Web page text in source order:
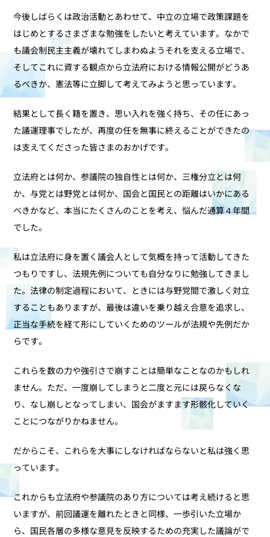
今後しばらくは政治活動とあわせて、中立の立場で政策課題を
はじめとするさまざまな勉強をしたいと考えています。なかで
も議会制民主主義が壊れてしまわぬようそれを支える立場で、
そしてこれに資する観点から立法府における情報公開がどうあ
るべきか、憲法等に立脚して考えてみようと思っています。
結果として長く籍を置き、思い入れを強く持ち、その任にあっ
た議運理事でしたが、再度の任を無事に終えることができたの
は支えてくださった皆さまのおかげです。
立法府とは何か、参議院の独自性とは何か、三権分立とは何
か、与党とは野党とは何か、国会と国民との距離はいかにある
べきかなど、本当にたくさんのことを考え、悩んだ通算４年間
でした。
私は立法府に身を置く議会人として気概を持って活動してきた
つもりですし、法規先例についても自分なりに勉強してきまし
た。法律の制定過程において、ときには与野党間で激しく対立
することもありますが、最後は違いを乗り越え合意を追求し、
正当な手続を経て形にしていくためのツールが法規や先例だか
らです。
これらを数の力や強引さで崩すことは簡単なことなのかもしれ
ません。ただ、一度崩してしまうと二度と元には戻らなくな
り、なし崩しとなってしまい、国会がますます形骸化していく
ことにつながりかねません。
だからこそ、これらを大事にしなければならないと私は強く思
っています。
これからも立法府や参議院のあり方については考え続けると思
いますが、前回議運を離れたときと同様、一歩引いた立場か
ら、国民各層の多様な意見を反映するための充実した議論がで